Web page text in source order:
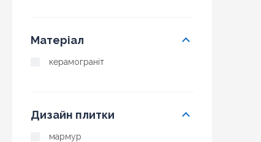
Матеріал
керамограніт
Дизайн плитки
мармур